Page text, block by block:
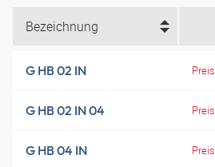
Bezeichnung
G HB 02 IN
G HB 02 IN 04
G HB 04 IN